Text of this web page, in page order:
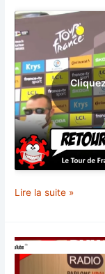
Retour
!
Lire la suite »